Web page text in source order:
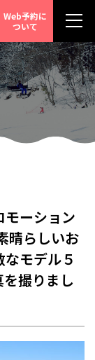
Web予約に
ついて
モーション
晴らしいお
モデル５
撮りまし